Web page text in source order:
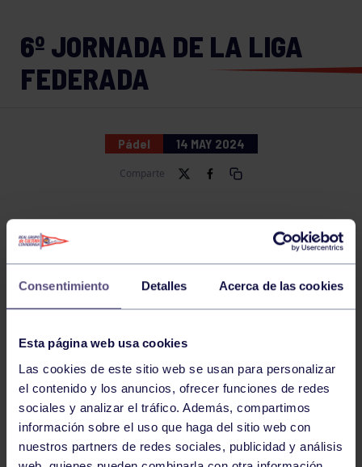
Consentimiento Detalles Acerca de las cookies
Esta página web usa cookies
Las cookies de este sitio web se usan para personalizar
el contenido y los anuncios, ofrecer funciones de redes
sociales y analizar el tráfico. Además, compartimos
información sobre el uso que haga del sitio web con
nuestros partners de redes sociales, publicidad y análisis
6º JORNADA DE LA LIGA
FEDERADA
Pádel 14 MAY 2024
Comparte
RESULTADOS
La semana pasada equipos masculinos y femeninos
del RGCC se enfrentaron a duros rivales de toda
Asturias en una emocionante jornada llena de
podéis consultar losresultados de la 6º jornada
RESULTADOS DE LA 6º JORNADA